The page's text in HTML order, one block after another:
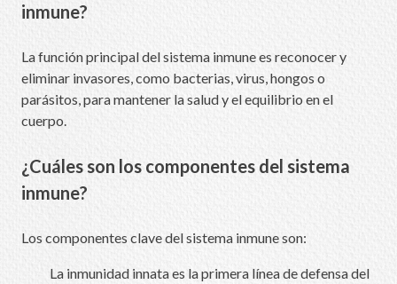
inmune?
La función principal del sistema inmune es reconocer y
eliminar invasores, como bacterias, virus, hongos o
parásitos, para mantener la salud y el equilibrio en el
cuerpo.
¿Cuáles son los componentes del sistema
inmune?
Los componentes clave del sistema inmune son:
La inmunidad innata es la primera línea de defensa del